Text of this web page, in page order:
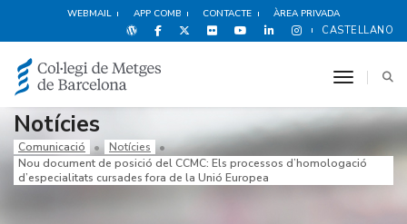
WEBMAIL APP COMB CONTACTE ÀREA PRIVADA
CASTELLANO
toggle
Notícies
Comunicació
Notícies
Nou document de posició del CCMC: Els processos d’homologació
d’especialitats cursades fora de la Unió Europea